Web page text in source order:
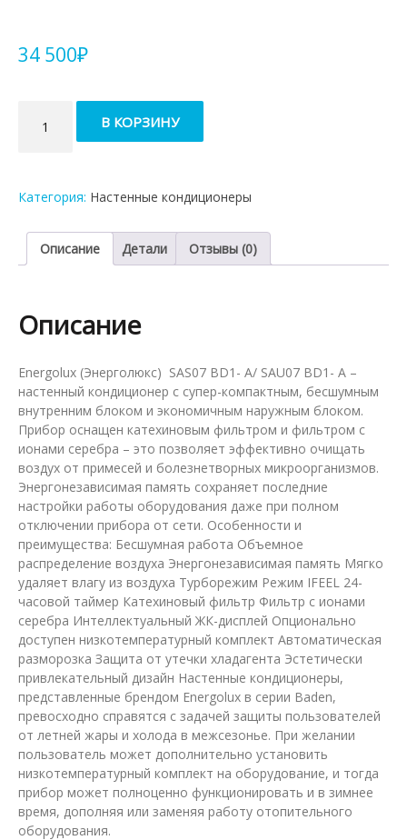
34 500₽
товара
Настенная
Energolux
A/SAU07BD1-
A
В КОРЗИНУ
Категория: Настенные кондиционеры
Описание Детали Отзывы (0)
Описание
Energolux (Энерголюкс) SAS07 BD1- A/ SAU07 BD1- A –
настенный кондиционер с супер-компактным, бесшумным
внутренним блоком и экономичным наружным блоком.
Прибор оснащен катехиновым фильтром и фильтром с
ионами серебра – это позволяет эффективно очищать
воздух от примесей и болезнетворных микроорганизмов.
Энергонезависимая память сохраняет последние
настройки работы оборудования даже при полном
отключении прибора от сети. Особенности и
преимущества: Бесшумная работа Объемное
распределение воздуха Энергонезависимая память Мягко
удаляет влагу из воздуха Турборежим Режим IFEEL 24-
часовой таймер Катехиновый фильтр Фильтр с ионами
серебра Интеллектуальный ЖК-дисплей Опционально
доступен низкотемпературный комплект Автоматическая
разморозка Защита от утечки хладагента Эстетически
привлекательный дизайн Настенные кондиционеры,
представленные брендом Energolux в серии Baden,
превосходно справятся с задачей защиты пользователей
от летней жары и холода в межсезонье. При желании
пользователь может дополнительно установить
низкотемпературный комплект на оборудование, и тогда
прибор может полноценно функционировать и в зимнее
время, дополняя или заменяя работу отопительного
оборудования.